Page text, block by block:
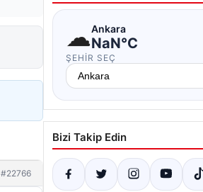
#22766
☁Ankara
NaN°C
ŞEHIR SEÇ
Bizi Takip Edin